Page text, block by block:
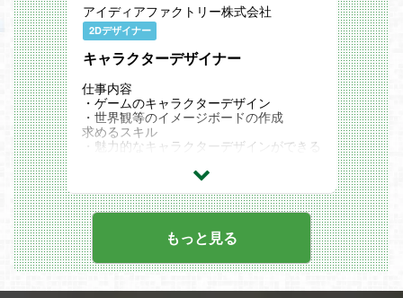
・「グローバル展開前提の超大型IPゲーム
開発」を中核に、「コンシューマーゲーム
開発」「新規オリジナルIP創出」「インデ
ィーゲーム開発」まで、企画初期段階から
運用・海外展開まで一気通貫で関われる多
様なプロジェクトが進行しており、幅広い
開発領域で挑戦いただける環境です。
・「ヒットさせるために何が必要か」を徹
底的に追求し、単にIPを消費するのではな
く、プロダクトを通じてIP自体の価値を最
づくりを目指しています。
・サイバーエージェントゲーム事業が持つ
約5,000名規模の国内最大級の開発体制と
高度な運用ノウハウを生かし、長期的にト
ップ30を維持できるヒットタイトルの創
出に取り組んでいます。
・グループ横断での人材最適配置と技術力
の集約や、プロジェクトを横断した技術組
織の拡充により、開発スピードと品質を高
アイディアファクトリー株式会社
2Dデザイナー
キャラクターデザイナー
仕事内容
・ゲームのキャラクターデザイン
・世界観等のイメージボードの作成
求めるスキル
・魅力的なキャラクターデザインができる
・デジタル作業が可能な方
・デザイナー、グラフィッカーとしての実
務経験がある方
もっと見る